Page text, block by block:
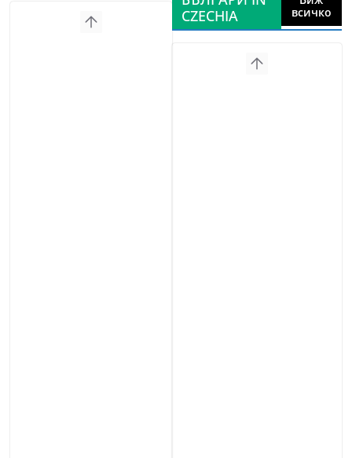
CZECHIA
всичко